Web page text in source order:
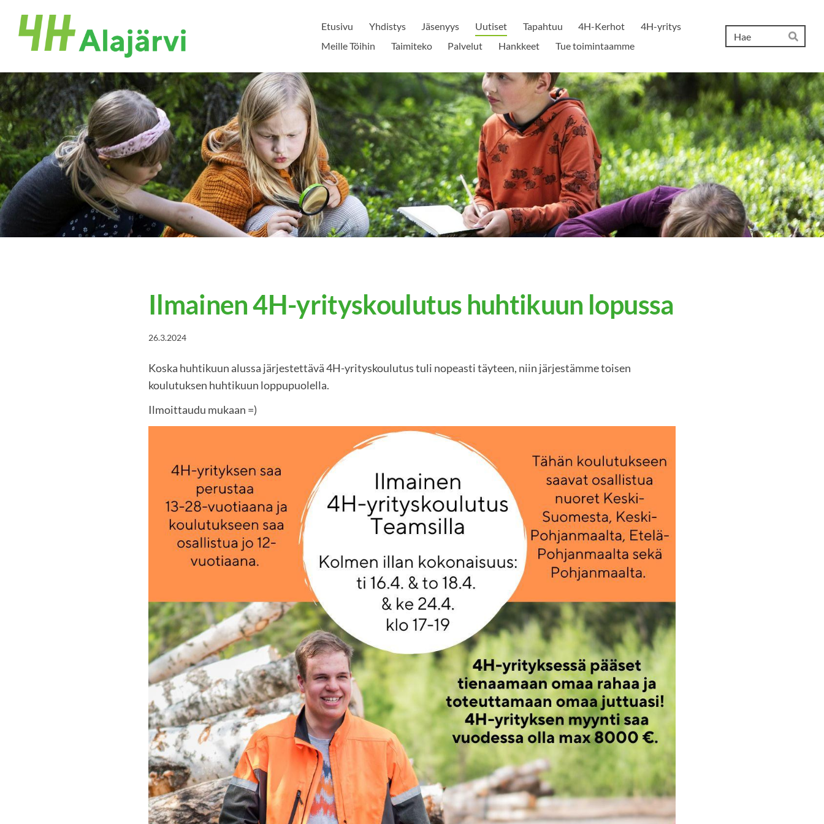
Siirry
sivun
sisältöön
Alajärven 4H-yhdistys ry.
Etusivu Yhdistys Jäsenyys Uutiset Tapahtuu 4H-Kerhot
4H-yritys
Meille Töihin
Taimiteko Palvelut Hankkeet Tue toimintaamme Hae
Ilmainen 4H-yrityskoulutus huhtikuun lopussa
26.3.2024
Koska huhtikuun alussa järjestettävä 4H-yrityskoulutus tuli nopeasti täyteen, niin järjestämme toisen
koulutuksen huhtikuun loppupuolella.
Ilmoittaudu mukaan =)